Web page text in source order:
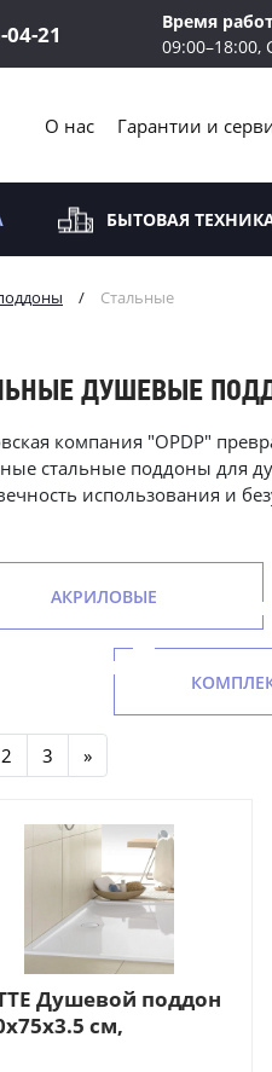
21 Время
09:00–18:00,
О нас Гарантии и
БЫТОВАЯ
/ Стальные
ДУШЕВЫЕ
компания "OPDP"
стальные поддоны для
использования и
АКРИЛОВЫЕ
2 3 »
Душевой поддон
см,